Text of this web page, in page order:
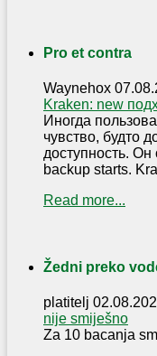
Pro et contra
Waynehox
Kraken: new
Иногда
чувство, будто
доступность.
backup starts.
Read more...
Žedni preko
platitelj
nije smiješno
Za 10 bacanja